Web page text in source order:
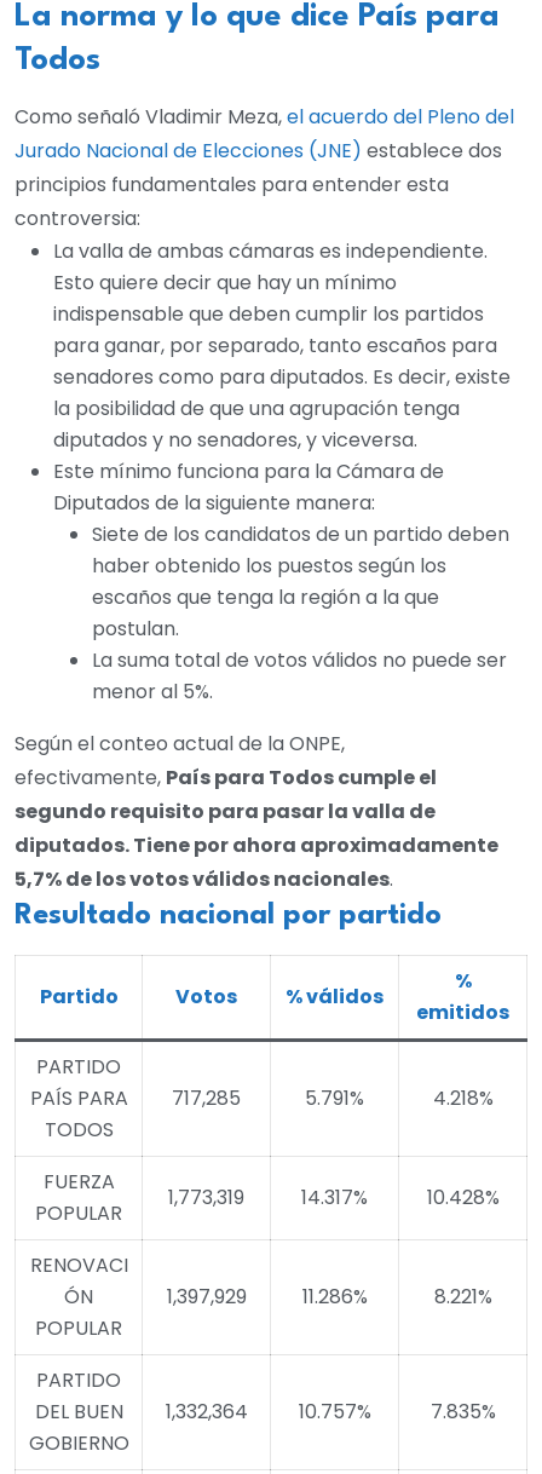
La norma y lo que dice País para
Todos
Como señaló Vladimir Meza,el acuerdo del Pleno del
Jurado Nacional de Elecciones (JNE) establece dos
principios fundamentales para entender esta
controversia:
La valla de ambas cámaras es independiente.
Esto quiere decir que hay un mínimo
indispensable que deben cumplir los partidos
para ganar, por separado, tanto escaños para
senadores como para diputados. Es decir, existe
la posibilidad de que una agrupación tenga
diputados y no senadores, y viceversa.
Este mínimo funciona para la Cámara de
Diputados de la siguiente manera:
Siete de los candidatos de un partido deben
haber obtenido los puestos según los
escaños que tenga la región a la que
postulan.
La suma total de votos válidos no puede ser
menor al 5%.
Según el conteo actual de la ONPE,
efectivamente, País para Todos cumple el
segundo requisito para pasar la valla de
diputados. Tiene por ahora aproximadamente
5,7% de los votos válidos nacionales.
Resultado nacional por partido
Partido Votos % válidos
%
emitidos
PARTIDO
PAÍS PARA
TODOS
717,285 5.791% 4.218%
FUERZA
POPULAR
1,773,319 14.317% 10.428%
RENOVACI
ÓN
POPULAR
1,397,929 11.286% 8.221%
PARTIDO
DEL BUEN
GOBIERNO
1,332,364 10.757% 7.835%